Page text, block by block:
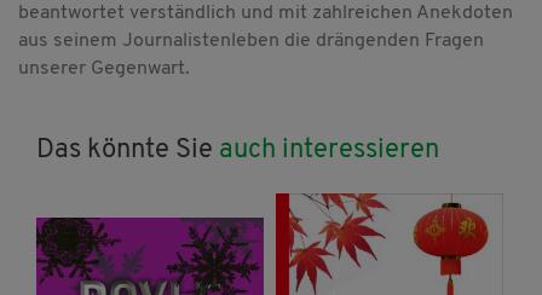
beantwortet verständlich und mit zahlreichen Anekdoten
aus seinem Journalistenleben die drängenden Fragen
unserer Gegenwart.
Das könnte Sie auch interessieren